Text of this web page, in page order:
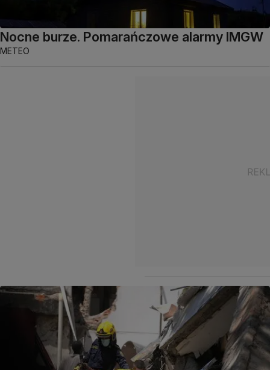
Nocne burze. Pomarańczowe alarmy IMGW
METEO